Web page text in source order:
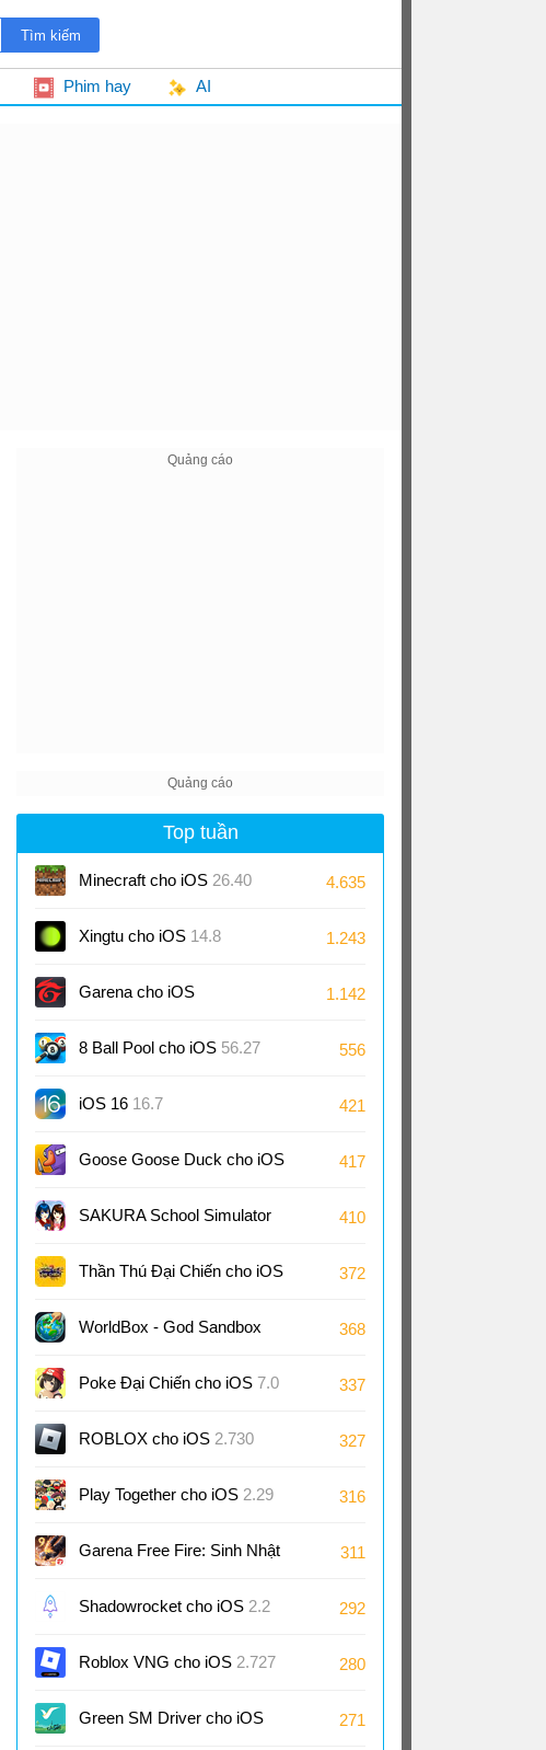
Phim hay AI
Top tuần
Minecraft cho iOS 26.40 4.635
Xingtu cho iOS 14.8 1.243
Garena cho iOS 1.142
8 Ball Pool cho iOS 56.27 556
iOS 16 16.7 421
Goose Goose Duck cho iOS
4.09
417
SAKURA School Simulator
cho iOS 1.047
410
Thần Thú Đại Chiến cho iOS 372
WorldBox - God Sandbo‪x‬
cho iOS 0.51
368
Poke Đại Chiến cho iOS 7.0 337
ROBLOX cho iOS 2.730 327
Play Together cho iOS 2.29 316
Garena Free Fire: Sinh Nhật
9 Tuổi cho iOS 1.126
311
Shadowrocket cho iOS 2.2 292
Roblox VNG cho iOS 2.727 280
Green SM Driver cho iOS 271